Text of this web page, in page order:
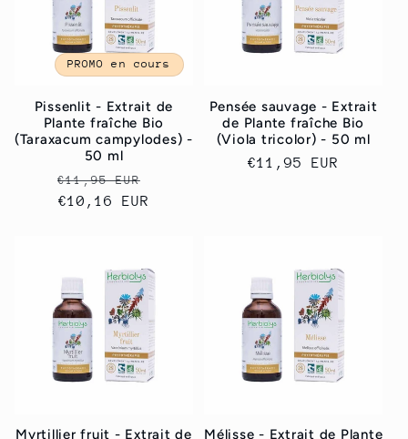
PROMO en cours
Pissenlit - Extrait de
Plante fraîche Bio
(Taraxacum campylodes) -
50 ml
Prix
habituel
€11,95 EUR
€10,16 EUR
Pensée sauvage - Extrait
de Plante fraîche Bio
(Viola tricolor) - 50 ml
Prix
€11,95 EUR
Myrtillier fruit - Extrait de
Mélisse - Extrait de Plante